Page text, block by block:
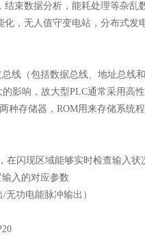
束数据分析，能耗处理等杂
，无人值守变电站，分布式发
线（包括数据总线、地址总
影响，故大型PLC通常采用高
种存储器，ROM用来存储系统
在闪现区域能够实时检查输入状
入的对应参数
功电能脉冲输出）